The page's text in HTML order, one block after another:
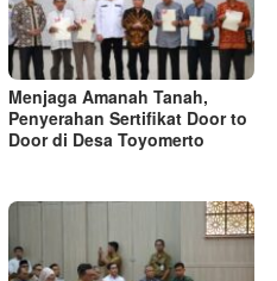
Menjaga Amanah Tanah,
Penyerahan Sertifikat Door to
Door di Desa Toyomerto